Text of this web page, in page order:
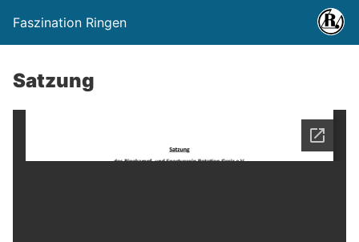
Faszination Ringen
Satzung